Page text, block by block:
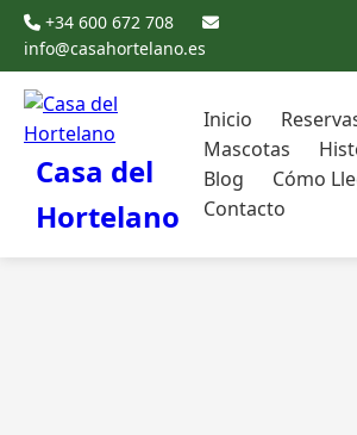
+34 600 672 708
info@casahortelano.es
Casa del
Hortelano
Inicio
Mascotas
Blog
Cómo
Contacto